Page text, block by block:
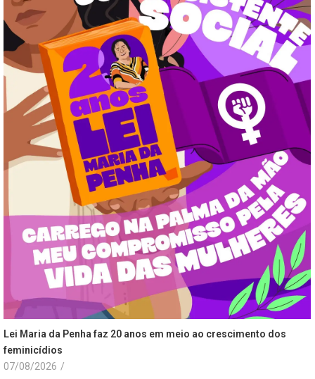
Lei Maria da Penha faz 20 anos em meio ao crescimento dos
feminicídios
07/08/2026 /